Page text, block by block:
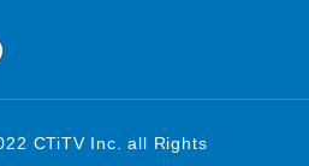
CTiTV Inc. all Rights